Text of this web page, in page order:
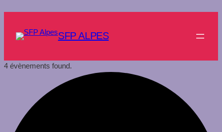
SFP ALPES
4 évènements found.